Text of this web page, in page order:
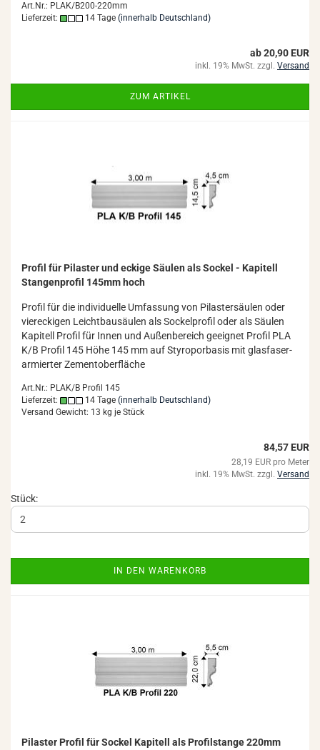
Art.Nr.: PLAK/B200-220mm
Lieferzeit:
14 Tage (innerhalb Deutschland)
ab 20,90 EUR
inkl. 19% MwSt. zzgl. Versand
ZUM ARTIKEL
Pro­fil für Pi­las­ter und ecki­ge Säu­len als So­ckel - Ka­pi­tell
Stan­gen­pro­fil 145mm hoch
Pro­fil für die in­di­vi­du­el­le Um­fas­sung von Pi­las­ter­säu­len oder
vier­ecki­gen Leicht­bau­säu­len als So­ckel­pro­fil oder als Säu­len
Ka­pi­tell Pro­fil für Innen und Au­ßen­be­reich ge­eig­net Pro­fil PLA
K/B Pro­fil 145 Höhe 145 mm auf Sty­ro­por­ba­sis mit glas­fa­ser­
ar­mier­ter Ze­ment­ober­flä­che
Art.Nr.: PLAK/B Profil 145
Lieferzeit:
14 Tage (innerhalb Deutschland)
Versand Gewicht: 13 kg je Stück
84,57 EUR
28,19 EUR pro Meter
inkl. 19% MwSt. zzgl. Versand
Stück:
IN DEN WARENKORB
Pi­las­ter Pro­fil für So­ckel Ka­pi­tell als Pro­fil­stan­ge 220mm